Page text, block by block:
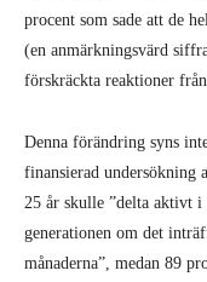
procent som sade att de
(en anmärkningsvärd
förskräckta reaktioner från
Denna förändring syns
finansierad undersökning
25 år skulle ”delta aktivt
generationen om det
månaderna”, medan 89